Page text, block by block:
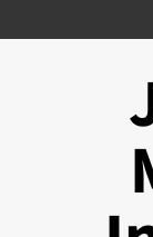
to